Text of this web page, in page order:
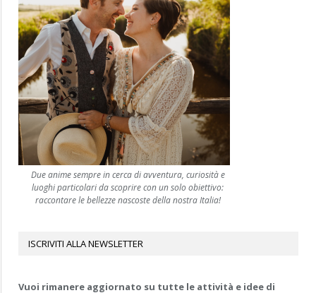
Due anime sempre in cerca di avventura, curiosità e
luoghi particolari da scoprire con un solo obiettivo:
raccontare le bellezze nascoste della nostra Italia!
ISCRIVITI ALLA NEWSLETTER
Vuoi rimanere aggiornato su tutte le attività e idee di